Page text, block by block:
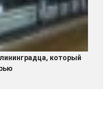
который